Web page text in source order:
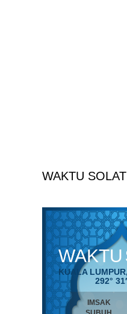
WAKTU SOLAT